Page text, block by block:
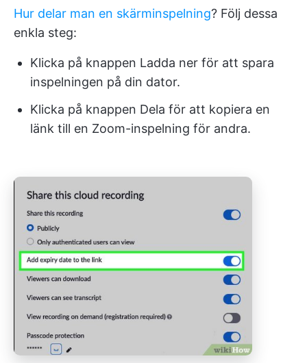
Hur delar man en skärminspelning? Följ dessa
enkla steg:
Klicka på knappen Ladda ner för att spara
inspelningen på din dator.
Klicka på knappen Dela för att kopiera en
länk till en Zoom-inspelning för andra.